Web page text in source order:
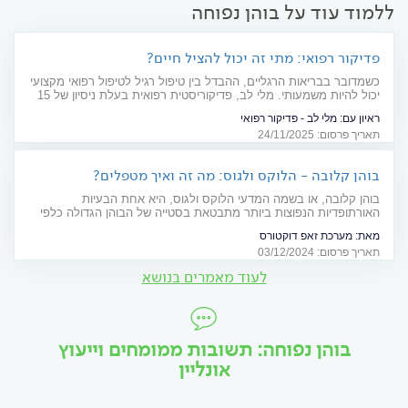
ללמוד עוד על בוהן נפוחה
פדיקור רפואי: מתי זה יכול להציל חיים?
כשמדובר בבריאות הרגליים, ההבדל בין טיפול רגיל לטיפול רפואי מקצועי
יכול להיות משמעותי. מלי לב, פדיקוריסטית רפואית בעלת ניסיון של 15
סוכרת ואוכלוסיות בסיכון חייבים לפנות לטיפול מקצועי
ראיון עם: מלי לב - פדיקור רפואי
תאריך פרסום: 24/11/2025
בוהן קלובה - הלוקס ולגוס: מה זה ואיך מטפלים?
בוהן קלובה, או בשמה המדעי הלוקס ולגוס, היא אחת הבעיות
האורתופדיות הנפוצות ביותר מתבטאת בסטייה של הבוהן הגדולה כלפי
ניתן לעשות?
מאת: מערכת זאפ דוקטורס
תאריך פרסום: 03/12/2024
לעוד מאמרים בנושא
בוהן נפוחה: תשובות ממומחים וייעוץ
אונליין